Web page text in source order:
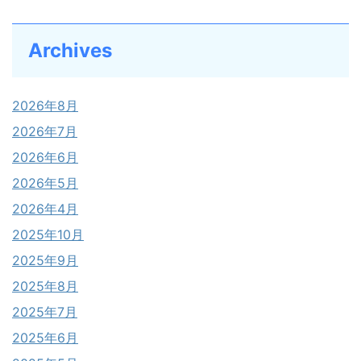
Archives
2026年8月
2026年7月
2026年6月
2026年5月
2026年4月
2025年10月
2025年9月
2025年8月
2025年7月
2025年6月